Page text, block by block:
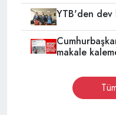
YTB'den dev
makale